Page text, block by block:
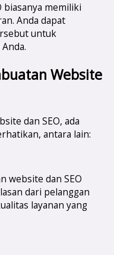
biasanya memiliki
Anda dapat
untuk
Website
dan SEO, ada
antara lain:
website dan SEO
dari pelanggan
layanan yang